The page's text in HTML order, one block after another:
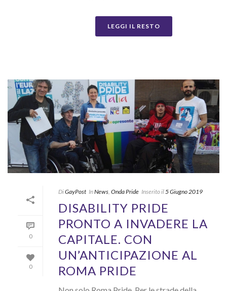
LEGGI IL RESTO
0
0
DiGayPost InNews Onda Pride Inserito il5 Giugno 2019
DISABILITY PRIDE
PRONTO A INVADERE LA
CAPITALE. CON
UN’ANTICIPAZIONE AL
ROMA PRIDE